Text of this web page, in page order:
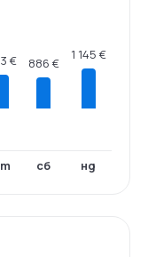
€ 886 €
сб
1 145 €
нд